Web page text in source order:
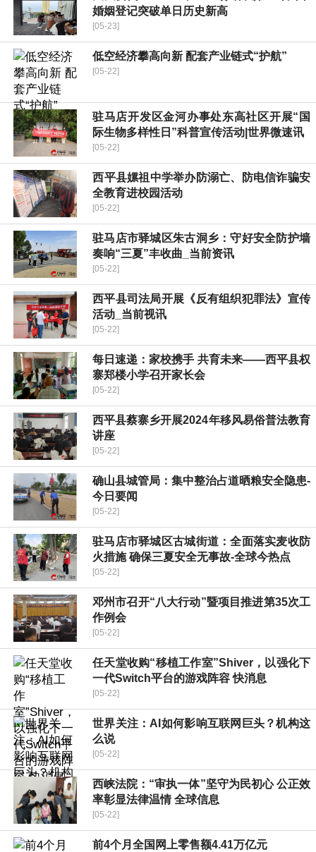
婚姻登记突破单日历史新高
[05-23]
低空经济攀高向新 配套产业链式“护航”
[05-22]
驻马店开发区金河办事处东高社区开展“国
际生物多样性日”科普宣传活动|世界微速讯
[05-22]
​西平县嫘祖中学举办防溺亡、防电信诈骗安
全教育进校园活动
[05-22]
驻马店市驿城区朱古洞乡：守好安全防护墙
奏响“三夏”丰收曲_当前资讯
[05-22]
西平县司法局开展《反有组织犯罪法》宣传
活动_当前视讯
[05-22]
每日速递：​家校携手 共育未来——西平县权
寨郑楼小学召开家长会
[05-22]
西平县蔡寨乡开展2024年移风易俗普法教育
讲座
[05-22]
确山县城管局：集中整治占道晒粮安全隐患-
今日要闻
[05-22]
驻马店市驿城区古城街道：全面落实麦收防
火措施 确保三夏安全无事故-全球今热点
[05-22]
邓州市召开“八大行动”暨项目推进第35次工
作例会
[05-22]
任天堂收购“移植工作室”Shiver，以强化下
一代Switch平台的游戏阵容 快消息
[05-22]
世界关注：AI如何影响互联网巨头？机构这
么说
[05-22]
西峡法院：“审执一体”坚守为民初心 公正效
率彰显法律温情 全球信息
[05-22]
前4个月全国网上零售额4.41万亿元